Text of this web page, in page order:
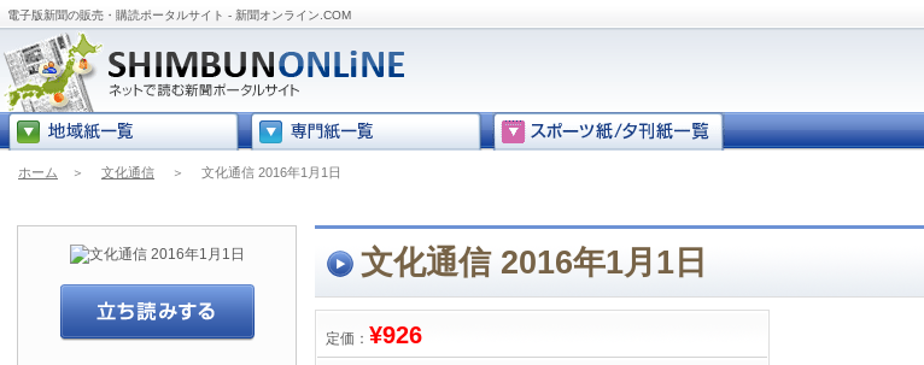
電子版新聞の販売・購読ポータルサイト - 新聞オンライン.COM
ホーム ＞ 文化通信 ＞ 文化通信 2016年1月1日
文化通信 2016年1月1日
定価： ¥926